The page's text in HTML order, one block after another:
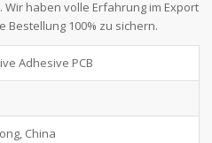
haben volle Erfahrung im Export
Bestellung 100% zu sichern.
Adhesive PCB
China